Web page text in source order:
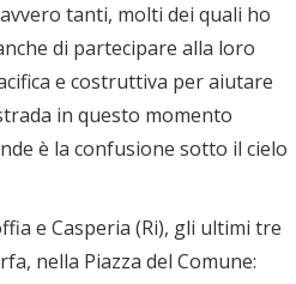
tanti, molti dei quali ho
di partecipare alla loro
e costruttiva per aiutare
in questo momento
è la confusione sotto il cielo
e Casperia (Ri), gli ultimi tre
nella Piazza del Comune: